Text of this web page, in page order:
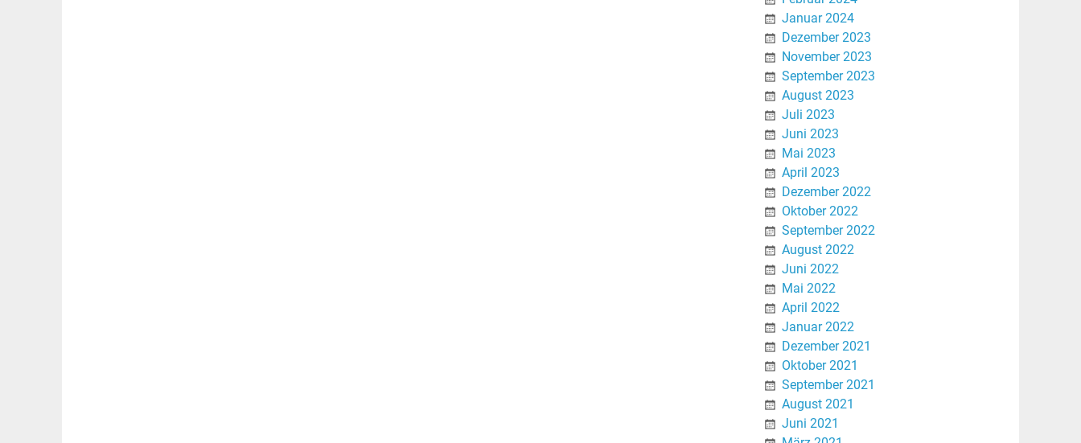
Januar 2024
Dezember 2023
November 2023
September 2023
August 2023
Juli 2023
Juni 2023
Mai 2023
April 2023
Dezember 2022
Oktober 2022
September 2022
August 2022
Juni 2022
Mai 2022
April 2022
Januar 2022
Dezember 2021
Oktober 2021
September 2021
August 2021
Juni 2021